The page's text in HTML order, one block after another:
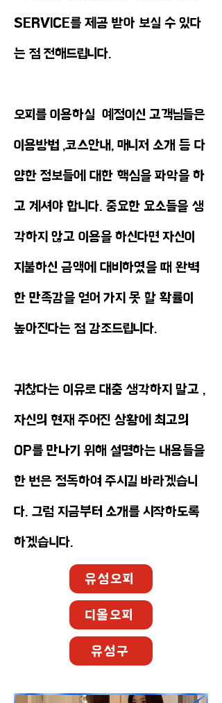
SERVICE를 제공 받아 보실 수 있다
는 점 전해드립니다.
오피를 이용하실 예정이신 고객님들은
이용방법 ,코스안내, 매니저 소개 등 다
양한 정보들에 대한 핵심을 파악을 하
고 계셔야 합니다. 중요한 요소들을 생
각하지 않고 이용을 하신다면 자신이
지불하신 금액에 대비하였을 때 완벽
한 만족감을 얻어 가지 못 할 확률이
높아진다는 점 강조드립니다.
귀찮다는 이유로 대충 생각하지 말고 ,
자신의 현재 주어진 상황에 최고의
OP를 만나기 위해 설명하는 내용들을
한 번은 정독하여 주시길 바라겠습니
다. 그럼 지금부터 소개를 시작하도록
하겠습니다.
유성오피
디올오피
유성구